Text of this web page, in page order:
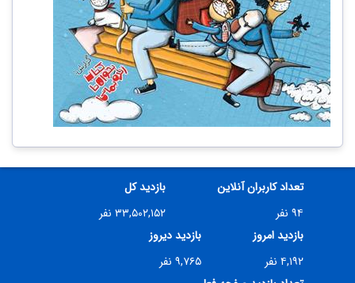
تعداد کاربران آنلاین
۹۴ نفر
بازدید کل
۳۳,۵۰۲,۱۵۲ نفر
بازدید امروز
۴,۱۹۲ نفر
بازدید دیروز
۹,۷۶۵ نفر